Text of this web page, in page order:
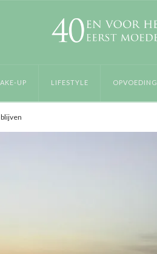
UP LIFESTYLE OPVOEDING